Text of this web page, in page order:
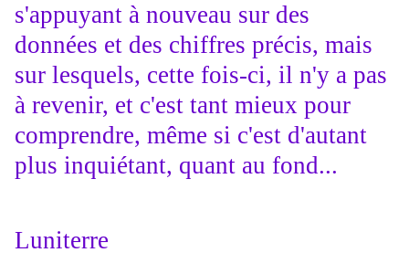
s'appuyant à nouveau sur des
données et des chiffres précis, mais
sur lesquels, cette fois-ci, il n'y a pas
à revenir, et c'est tant mieux pour
comprendre, même si c'est d'autant
plus inquiétant, quant au fond...
Luniterre